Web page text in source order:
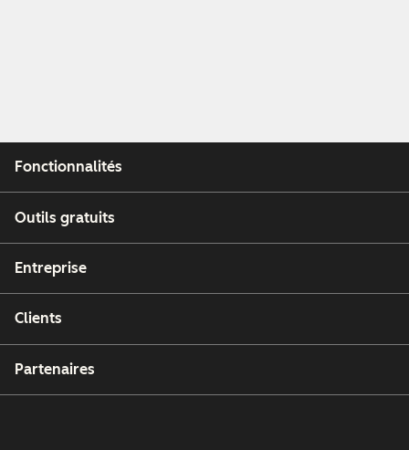
Fonctionnalités
Outils gratuits
Entreprise
Clients
Partenaires